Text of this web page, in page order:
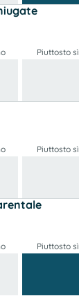
Piuttosto sì
Piuttosto sì
Piuttosto sì